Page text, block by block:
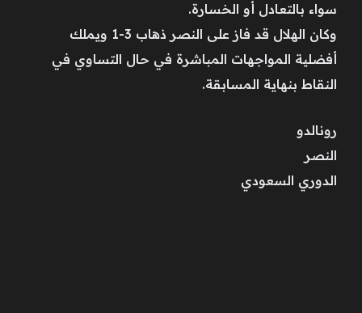
سواء بالتعادل أو الخسارة.
وكان الهلال قد فاز على النصر ذهاب 3-1 ويملك
أفضلية المواجهات المباشرة في حال التساوي في
النقاط بنهاية المسابقة.
رونالدو
النصر
الدوري السعودي